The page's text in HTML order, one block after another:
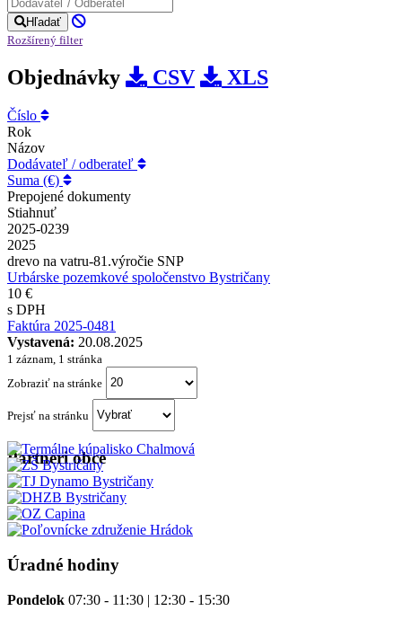
Hľadať
Rozšírený filter
Objednávky CSV XLS
Číslo
Rok
Názov
Dodávateľ / odberateľ
Suma (€)
Prepojené dokumenty
Stiahnuť
2025-0239
2025
drevo na vatru-81.výročie SNP
Urbárske pozemkové spoločenstvo Bystričany
10 €
s DPH
Faktúra 2025-0481
Vystavená: 20.08.2025
1 záznam, 1 stránka
Zobraziť na stránke
Prejsť na stránku
Partneri obce
Úradné hodiny
Pondelok 07:30 - 11:30 | 12:30 - 15:30